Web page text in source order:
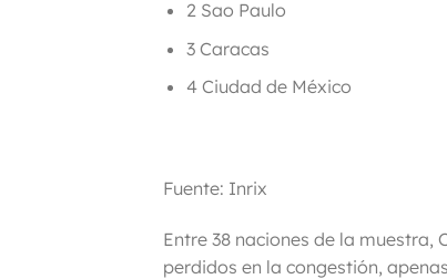
2 Sao Paulo
3 Caracas
4 Ciudad de México
Fuente: Inrix
Entre 38 naciones de la
perdidos en la congestión,